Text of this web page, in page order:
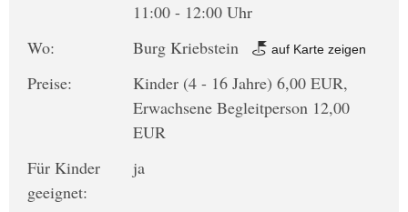
11:00 - 12:00 Uhr
Wo:
Burg Kriebstein auf Karte zeigen
Preise:
Kinder (4 - 16 Jahre) 6,00 EUR,
Erwachsene Begleitperson 12,00
EUR
Für Kinder
geeignet:
ja